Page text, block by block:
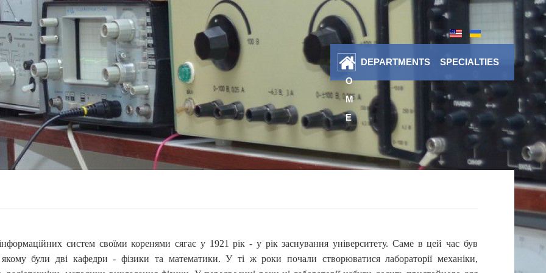
H
O
M
E
DEPARTMENTS SPECIALTIES
систем своїми коренями сягає у 1921 рік - у рік заснування університету. Саме в цей час був
якому були дві кафедри - фізики та математики. У ті ж роки почали створюватися лабораторії механіки,